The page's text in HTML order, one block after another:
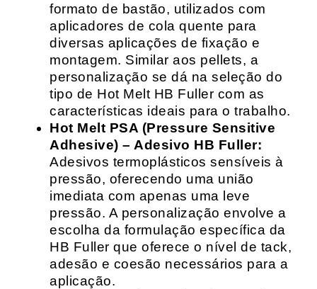
formato de bastão, utilizados com
aplicadores de cola quente para
diversas aplicações de fixação e
montagem. Similar aos pellets, a
personalização se dá na seleção do
tipo de Hot Melt HB Fuller com as
características ideais para o trabalho.
Hot Melt PSA (Pressure Sensitive
Adhesive) – Adesivo HB Fuller:
Adesivos termoplásticos sensíveis à
pressão, oferecendo uma união
imediata com apenas uma leve
pressão. A personalização envolve a
escolha da formulação específica da
HB Fuller que oferece o nível de tack,
adesão e coesão necessários para a
aplicação.